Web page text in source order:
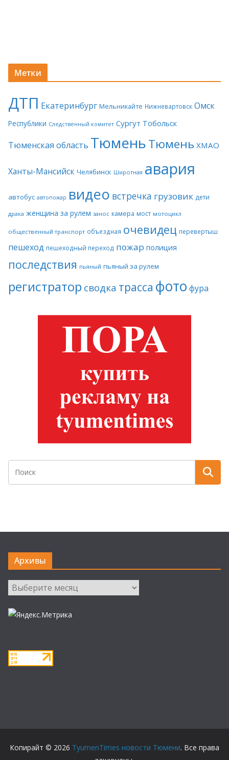
Метки
ДТП Екатеринбург Мельникайте Нижневартовск Омск
Республики Следственный комитет Сургут Тобольск
Тюменская область ТюменьТюмень ХМАО
Ханты-Мансийск Челябинск Широтная авария
автобус автопожар видео встречка грузовик дети
драка женщина за рулем занос камера мост мотоцикл
общественный транспорт объездная очевидец перевертыш
пешеход пешеходный переход пожар полиция
последствия пьяный пьяный за рулем
регистратор сводка трасса фото фура
Архивы
Архивы
Копирайт © 2026 TyumenTimes новости Тюмени. Все права